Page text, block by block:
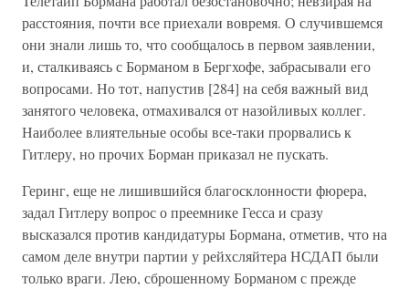
расстояния, почти все приехали вовремя. О случившемся
они знали лишь то, что сообщалось в первом заявлении,
и, сталкиваясь с Борманом в Бергхофе, забрасывали его
вопросами. Но тот, напустив [284] на себя важный вид
занятого человека, отмахивался от назойливых коллег.
Наиболее влиятельные особы все-таки прорвались к
Гитлеру, но прочих Борман приказал не пускать.
Геринг, еще не лишившийся благосклонности фюрера,
задал Гитлеру вопрос о преемнике Гесса и сразу
высказался против кандидатуры Бормана, отметив, что на
самом деле внутри партии у рейхсляйтера НСДАП были
только враги. Лею, сброшенному Борманом с прежде